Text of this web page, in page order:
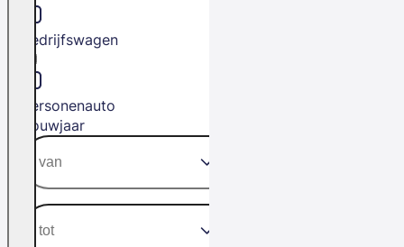
Bedrijfswagen
Personenauto
Bouwjaar